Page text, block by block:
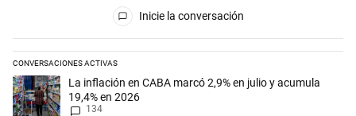
Inicie la conversación
CONVERSACIONES ACTIVAS
Este listado muestra los artículos con más comentarios en los
Un artículo de tendencia con el título "La inflación en CABA marcó
La inflación en CABA marcó 2,9% en julio y acumula
19,4% en 2026
134